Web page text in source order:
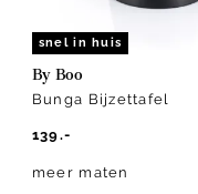
snel in huis
By Boo
Bunga Bijzettafel
139.-
meer maten